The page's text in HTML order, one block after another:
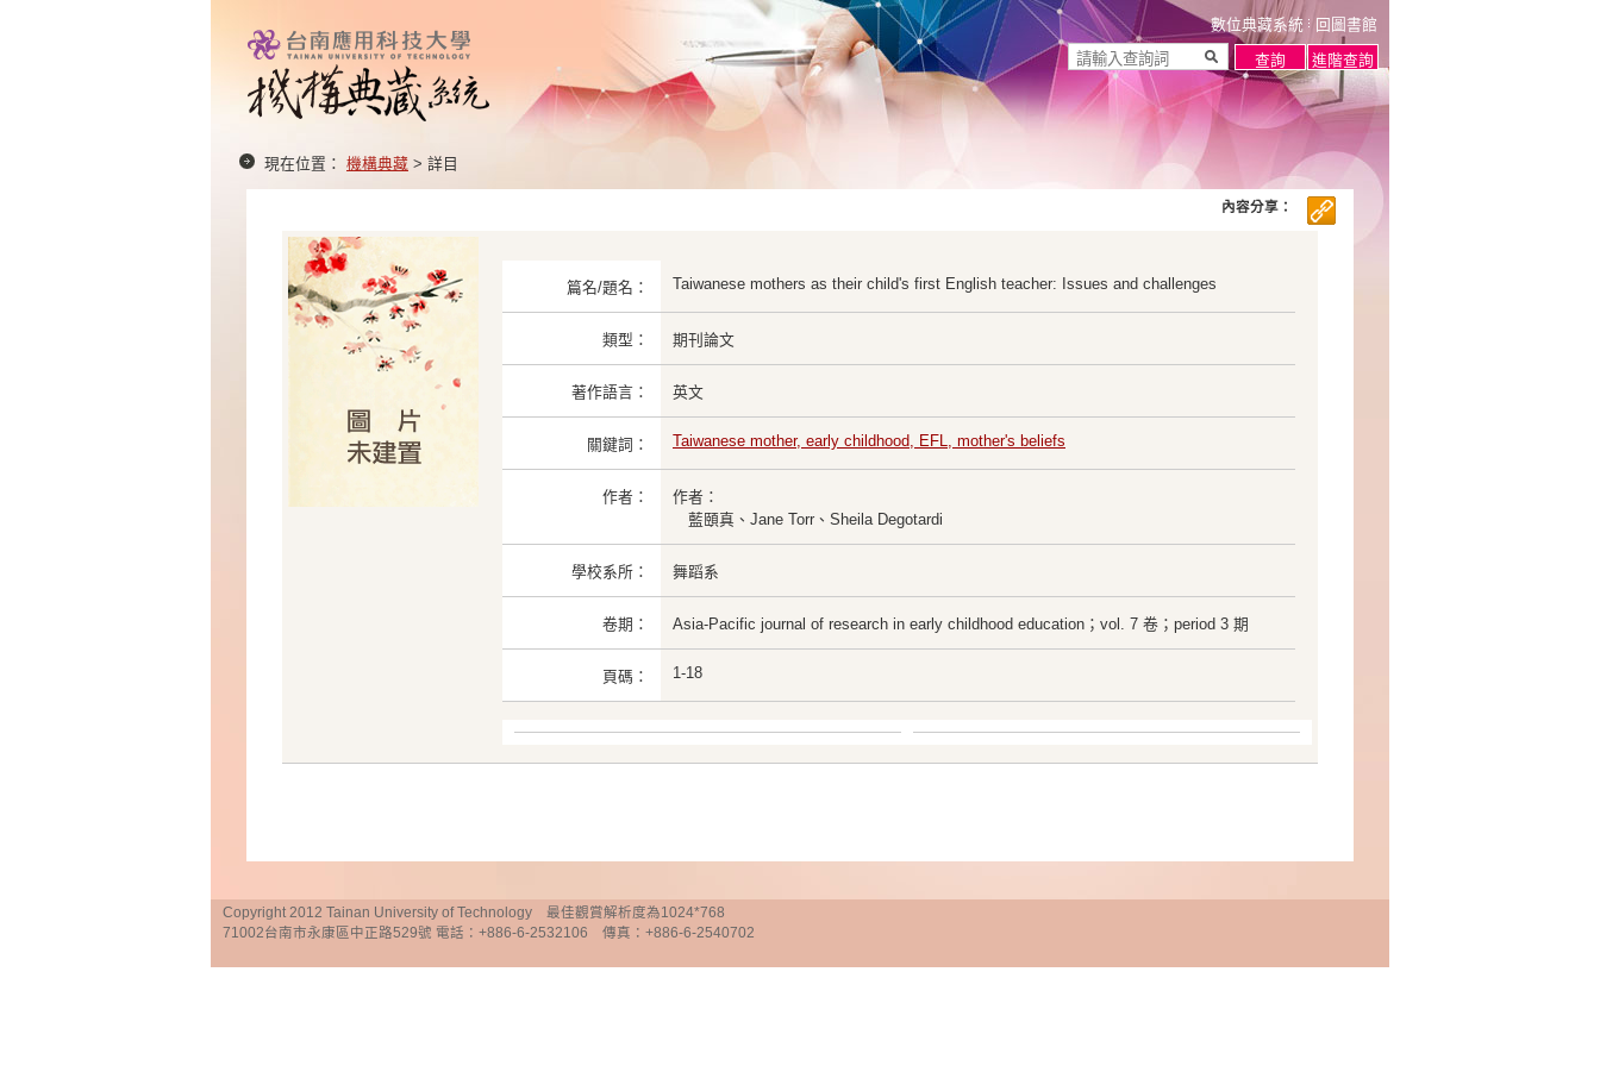
數位典藏系統 回圖書館
現在位置： 機構典藏 > 詳目
篇名/題名： Taiwanese mothers as their child's first English teacher: Issues and challenges
類型： 期刊論文
著作語言： 英文
關鍵詞： Taiwanese mother, early childhood, EFL, mother's beliefs
作者：
作者：
藍頤真、Jane Torr、Sheila Degotardi
學校系所： 舞蹈系
卷期： Asia-Pacific journal of research in early childhood education；vol. 7 卷；period 3 期
頁碼： 1-18
內容分享：
Copyright 2012 Tainan University of Technology 最佳觀賞解析度為1024*768
71002台南市永康區中正路529號 電話：+886-6-2532106 傳真：+886-6-2540702